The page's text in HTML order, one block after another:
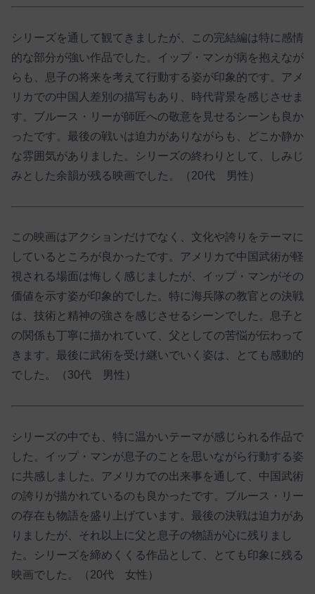
シリーズを通して観てきましたが、この完結編は特に感情
的な部分が強い作品でした。イップ・マンが病を抱えなが
らも、息子の将来を考えて行動する姿が印象的です。アメ
リカでの中国人差別の描写もあり、時代背景を感じさせま
す。ブルース・リーが師匠への敬意を見せるシーンも良か
ったです。最後の戦いは迫力がありながらも、どこか静か
な雰囲気がありました。シリーズの終わりとして、しみじ
みとした余韻が残る映画でした。（20代 男性）
この映画はアクションだけでなく、文化や誇りをテーマに
しているところが良かったです。アメリカで中国武術が軽
視される場面は悔しく感じましたが、イップ・マンがその
価値を示す姿が印象的でした。特に海兵隊の教官との決戦
は、技術と精神の強さを感じさせるシーンでした。息子と
の関係も丁寧に描かれていて、父としての苦悩が伝わって
きます。最後に武術を受け継いでいく姿は、とても感動的
でした。（30代 男性）
シリーズの中でも、特に温かいテーマが感じられる作品で
した。イップ・マンが息子のことを思いながら行動する姿
に共感しました。アメリカでの出来事を通して、中国武術
の誇りが描かれているのも良かったです。ブルース・リー
の存在も物語を盛り上げています。最後の決戦は迫力があ
りましたが、それ以上に父と息子の物語が心に残りまし
た。シリーズを締めくくる作品として、とても印象に残る
映画でした。（20代 女性）